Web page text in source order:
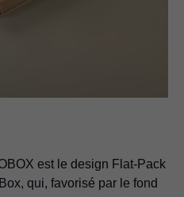
est le design Flat-Pack
qui, favorisé par le fond